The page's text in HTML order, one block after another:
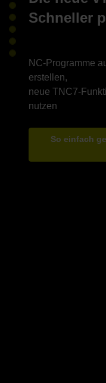
Schneller
NC-Programme
erstellen,
neue TNC7-
So einfach